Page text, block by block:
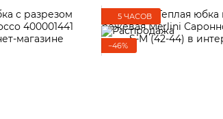
5 ЧАСОВ
−46%